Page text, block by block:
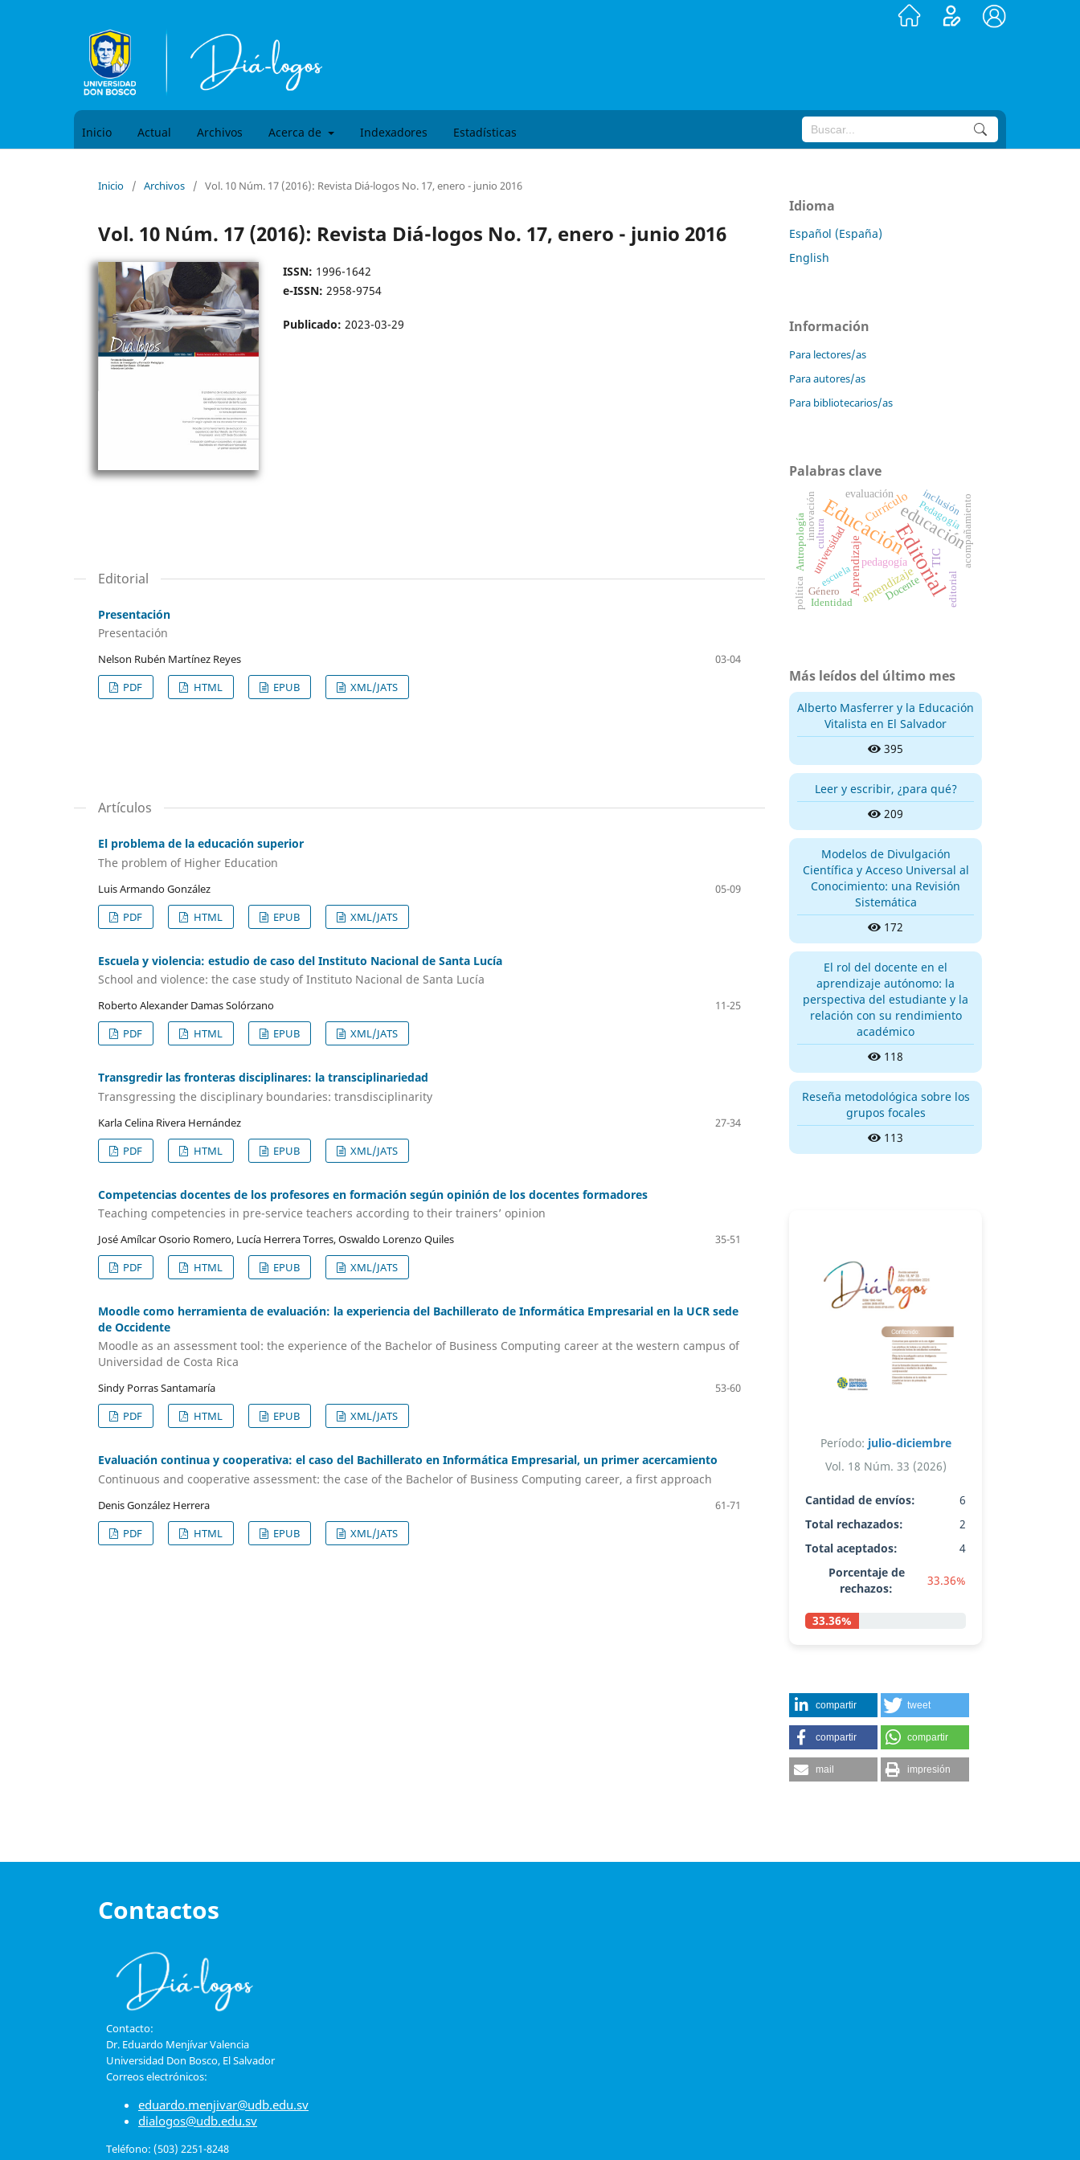
Inicio Actual Archivos Acerca de Indexadores Estadísticas
Inicio / Archivos / Vol. 10 Núm. 17 (2016): Revista Diá-logos No. 17, enero - junio 2016
Vol. 10 Núm. 17 (2016): Revista Diá-logos No. 17, enero - junio 2016
ISSN: 1996-1642
e-ISSN: 2958-9754
Publicado: 2023-03-29
Editorial
Presentación
Presentación
Nelson Rubén Martínez Reyes
03-04
PDF
HTML EPUB XML/JATS
Artículos
El problema de la educación superior
The problem of Higher Education
Luis Armando González
05-09
PDF
HTML EPUB XML/JATS
Escuela y violencia: estudio de caso del Instituto Nacional de Santa Lucía
School and violence: the case study of Instituto Nacional de Santa Lucía
Roberto Alexander Damas Solórzano
11-25
PDF
HTML EPUB XML/JATS
Transgredir las fronteras disciplinares: la transciplinariedad
Transgressing the disciplinary boundaries: transdisciplinarity
Karla Celina Rivera Hernández
27-34
PDF
HTML EPUB XML/JATS
Competencias docentes de los profesores en formación según opinión de los docentes formadores
Teaching competencies in pre-service teachers according to their trainers’ opinion
José Amílcar Osorio Romero, Lucía Herrera Torres, Oswaldo Lorenzo Quiles
35-51
PDF
HTML EPUB XML/JATS
Moodle como herramienta de evaluación: la experiencia del Bachillerato de Informática Empresarial en la UCR sede
de Occidente
Moodle as an assessment tool: the experience of the Bachelor of Business Computing career at the western campus of
Universidad de Costa Rica
Sindy Porras Santamaría
53-60
PDF
HTML EPUB XML/JATS
Evaluación continua y cooperativa: el caso del Bachillerato en Informática Empresarial, un primer acercamiento
Continuous and cooperative assessment: the case of the Bachelor of Business Computing career, a first approach
Denis González Herrera
61-71
PDF
HTML EPUB XML/JATS
Idioma
Español (España)
English
Información
Para lectores/as
Para autores/as
Para bibliotecarios/as
Palabras clave
Editorial
Educacióneducación
TIC
Aprendizaje
Currículo
aprendizaje
universidad
evaluación
pedagogía
Docente
escuela
Pedagogía
editorial
inclusión
innovación
Género
acompañamiento
Antropología
política
cultura
Identidad
Más leídos del último mes
Alberto Masferrer y la Educación
Vitalista en El Salvador
395
Leer y escribir, ¿para qué?
209
Modelos de Divulgación
Científica y Acceso Universal al
Conocimiento: una Revisión
Sistemática
172
El rol del docente en el
aprendizaje autónomo: la
perspectiva del estudiante y la
relación con su rendimiento
académico
118
Reseña metodológica sobre los
grupos focales
113
Período: julio-diciembre
Vol. 18 Núm. 33 (2026)
Cantidad de envíos:
6
Total rechazados:
2
Total aceptados:
4
Porcentaje de
rechazos:
33.36%
33.36%
compartir tweet
compartir compartir
mail impresión
Contactos
Contacto:
Dr. Eduardo Menjívar Valencia
Universidad Don Bosco, El Salvador
Correos electrónicos:
eduardo.menjivar@udb.edu.sv
dialogos@udb.edu.sv
Teléfono: (503) 2251-8248